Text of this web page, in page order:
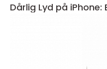
Dårlig Lyd på